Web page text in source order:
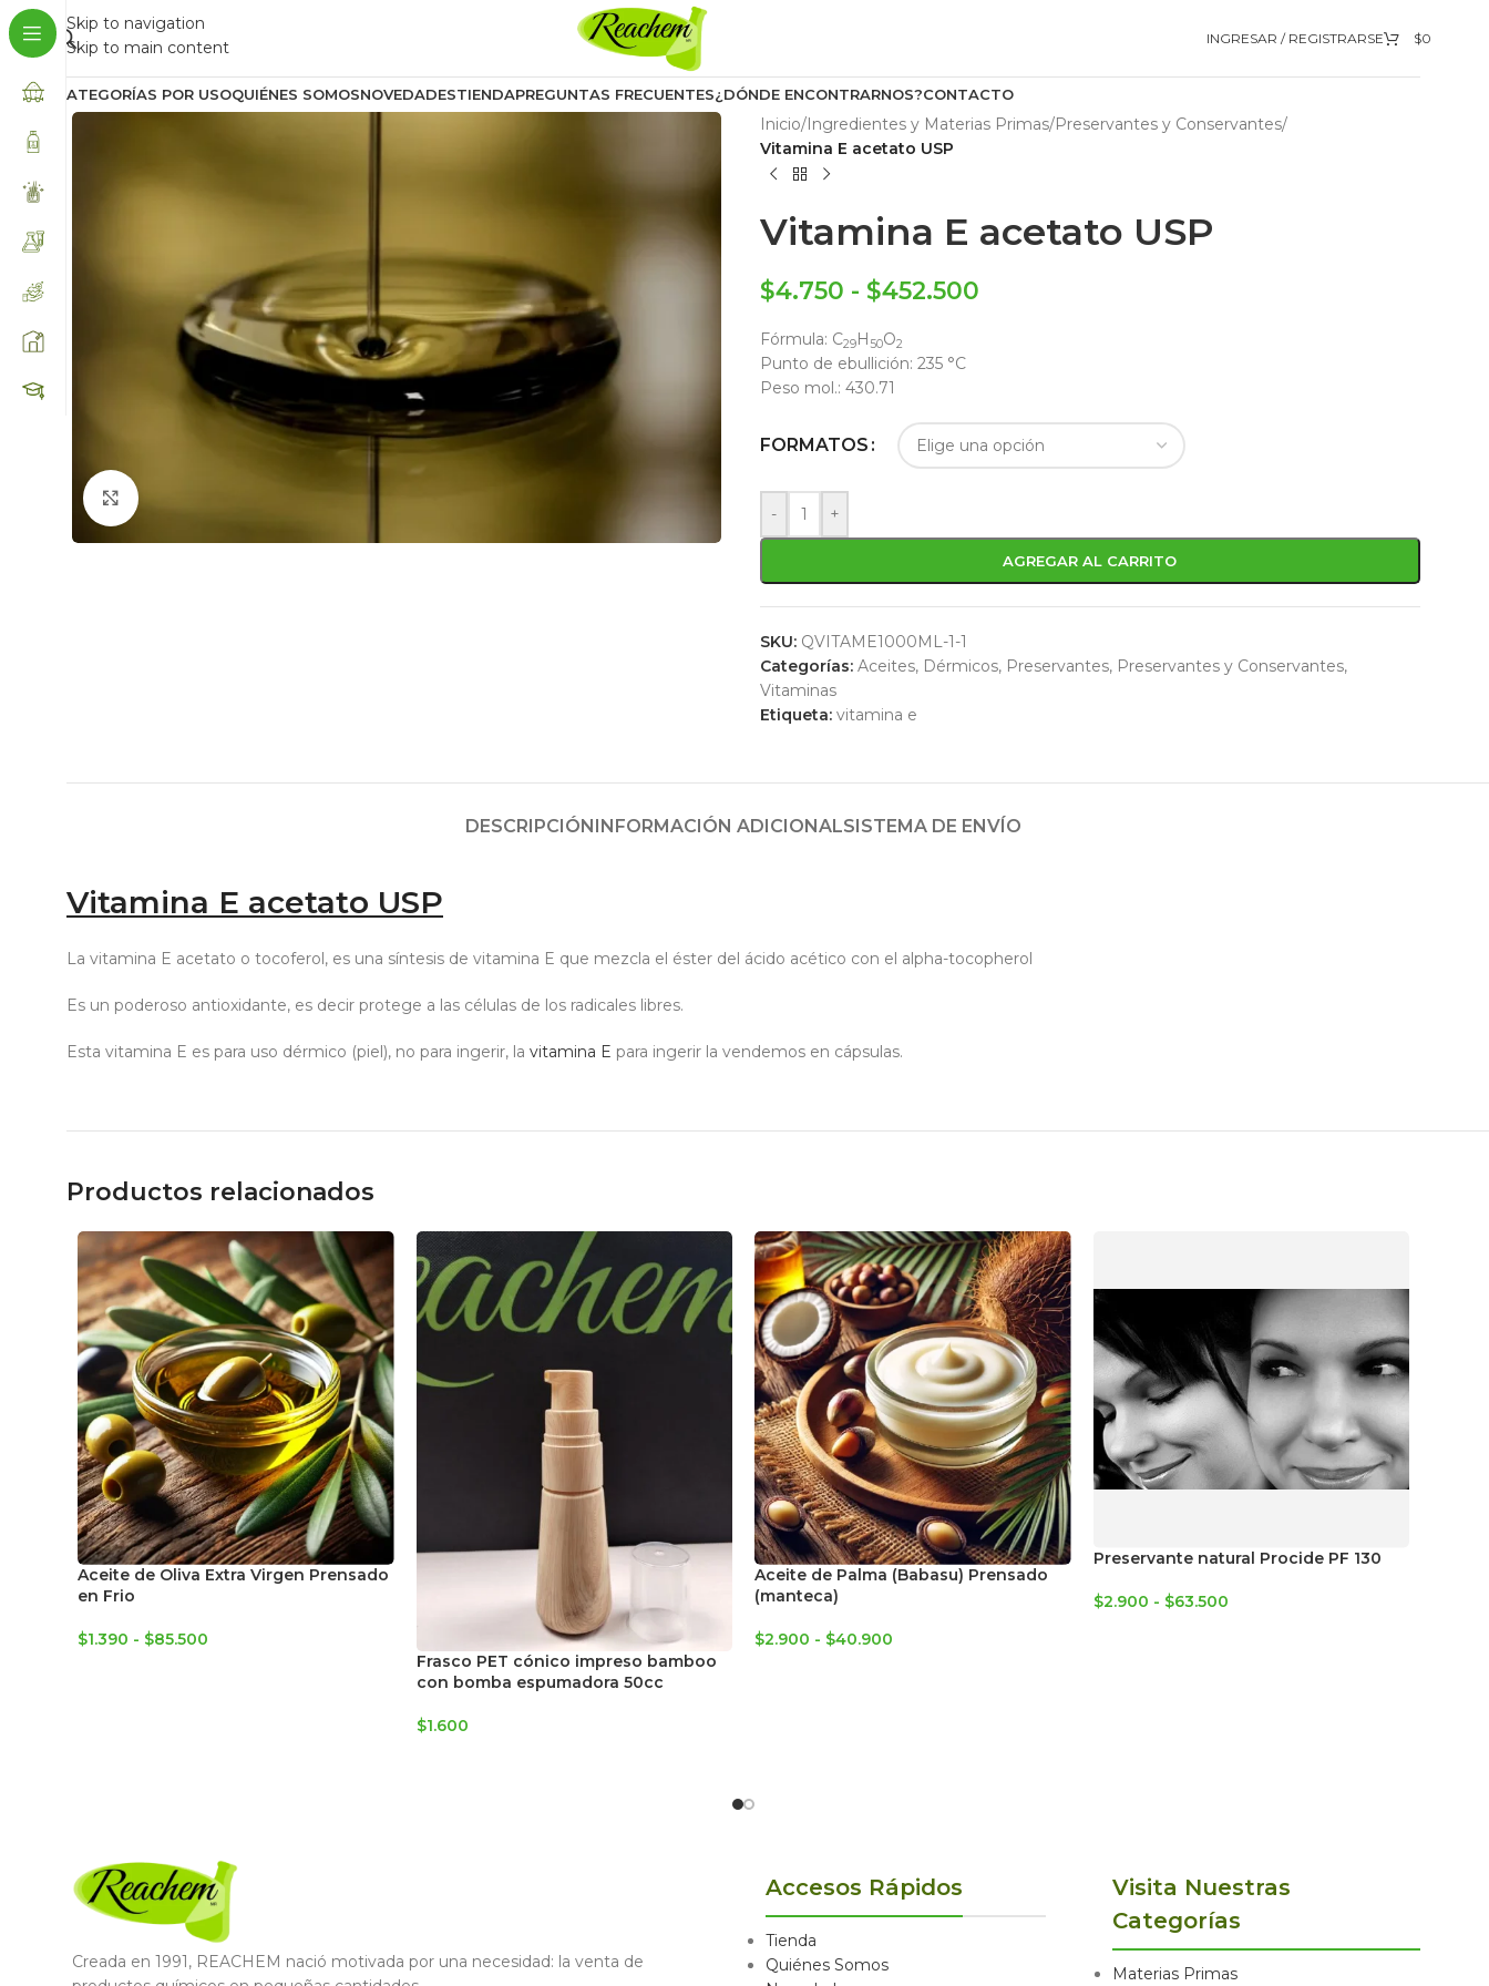
Skip to navigation
Skip to main content
INGRESAR / REGISTRARSE $0
CATEGORÍAS POR USOQUIÉNES SOMOSNOVEDADESTIENDAPREGUNTAS FRECUENTES¿DÓNDE ENCONTRARNOS?CONTACTO
Inicio/Ingredientes y Materias Primas/Preservantes y Conservantes/
Vitamina E acetato USP
Vitamina E acetato USP
$4.750 - $452.500
Fórmula: C29H 50O2
Punto de ebullición: 235 °C
Peso mol.: 430.71
FORMATOS
- +
AGREGAR AL CARRITO
SKU: QVITAME1000ML-1-1
Categorías: Aceites, Dérmicos, Preservantes, Preservantes y Conservantes,
Vitaminas
Etiqueta: vitamina e
DESCRIPCIÓNINFORMACIÓN ADICIONALSISTEMA DE ENVÍO
Vitamina E acetato USP
La vitamina E acetato o tocoferol, es una síntesis de vitamina E que mezcla el éster del ácido acético con el alpha-tocopherol
Es un poderoso antioxidante, es decir protege a las células de los radicales libres.
Esta vitamina E es para uso dérmico (piel), no para ingerir, la vitamina E para ingerir la vendemos en cápsulas.
Productos relacionados
Aceite de Oliva Extra Virgen Prensado
en Frio
$1.390 - $85.500
Frasco PET cónico impreso bamboo
con bomba espumadora 50cc
$1.600
Aceite de Palma (Babasu) Prensado
(manteca)
$2.900 - $40.900
Preservante natural Procide PF 130
$2.900 - $63.500
Creada en 1991, REACHEM nació motivada por una necesidad: la venta de
Accesos Rápidos
Tienda
Quiénes Somos
Visita Nuestras
Categorías
Materias Primas